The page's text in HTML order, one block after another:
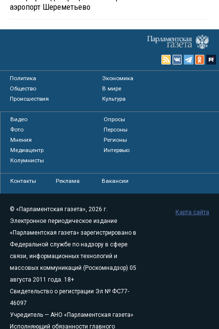
аэропорт Шереметьево
Политика
Экономика
Общество
В мире
Происшествия
Культура
Видео
Опросы
Фото
Персоны
Мнения
Регионы
Медиацентр
Интервью
Колумнисты
Контакты Реклама Вакансии
© «Парламентская газета», 2026 г.
Электронное периодическое издание
«Парламентская газета» зарегистрировано в
Федеральной службе по надзору в сфере
связи, информационных технологий и
массовых коммуникаций (Роскомнадзор) 05
августа 2011 года. 18+
Свидетельство о регистрации Эл № ФС77-
46097
Учредитель — АНО «Парламентская газета»
Исполняющий обязанности главного
Карта сайта